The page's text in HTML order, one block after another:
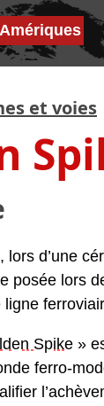
et voies
lors d’une
posée lors
ligne
Spike »
ferro-